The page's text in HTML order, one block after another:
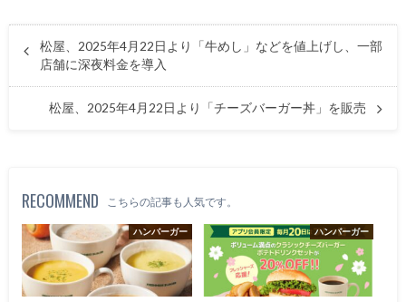
松屋、2025年4月22日より「牛めし」などを値上げし、一部
店舗に深夜料金を導入
松屋、2025年4月22日より「チーズバーガー丼」を販売
RECOMMEND こちらの記事も人気です。
ハンバーガー ハンバーガー